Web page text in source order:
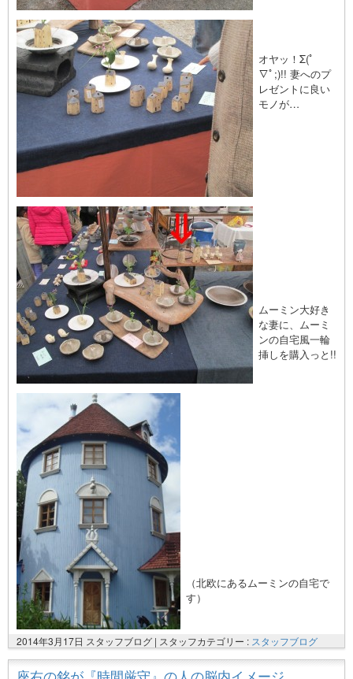
オヤッ！Σ(ﾟ
∇ﾟ;)!! 妻へのプ
レゼントに良い
モノが…
ムーミン大好き
な妻に、ムーミ
ンの自宅風一輪
挿しを購入っと!!
（北欧にあるムーミンの自宅で
す）
2014年3月17日 スタッフブログ | スタッフカテゴリー : スタッフブログ